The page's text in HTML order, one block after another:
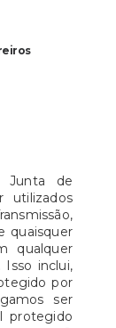
Junta de
utilizados
quaisquer
qualquer
Isso inclui,
por
ser
protegido